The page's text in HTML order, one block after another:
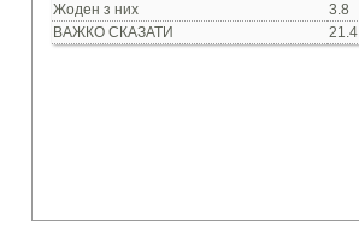
Жоден з них
3.8
ВАЖКО СКАЗАТИ
21.4